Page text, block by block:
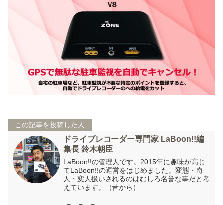
この記事を投稿した人
ドライブレコーダー専門家 LaBoon!!編
集長 鈴木朝臣
LaBoon!!の管理人です。2015年に趣味が高じ
てLaBoon!!の運営をはじめました。変態・奇
人・変人扱いされるのはむしろ名誉な事だと考
えています。（昔から）